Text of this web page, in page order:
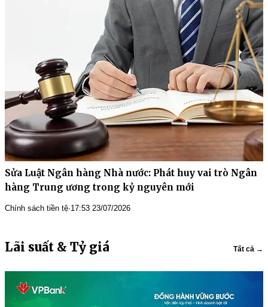
Chính sách tiền tệ·17:53 23/07/2026
Lãi suất & Tỷ giá Tất cả →